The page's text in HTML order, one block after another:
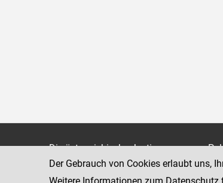
Die österreichische Justiz
Bundesministerium für Justiz
Der Gebrauch von Cookies erlaubt uns,